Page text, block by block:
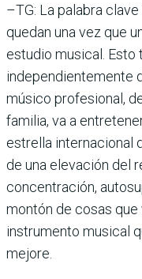
–TG: La palabra
quedan una vez que
estudio musical.
independientemente
músico profesional,
familia, va a
estrella internacional
de una elevación del
concentración,
montón de cosas
instrumento musical
mejore.